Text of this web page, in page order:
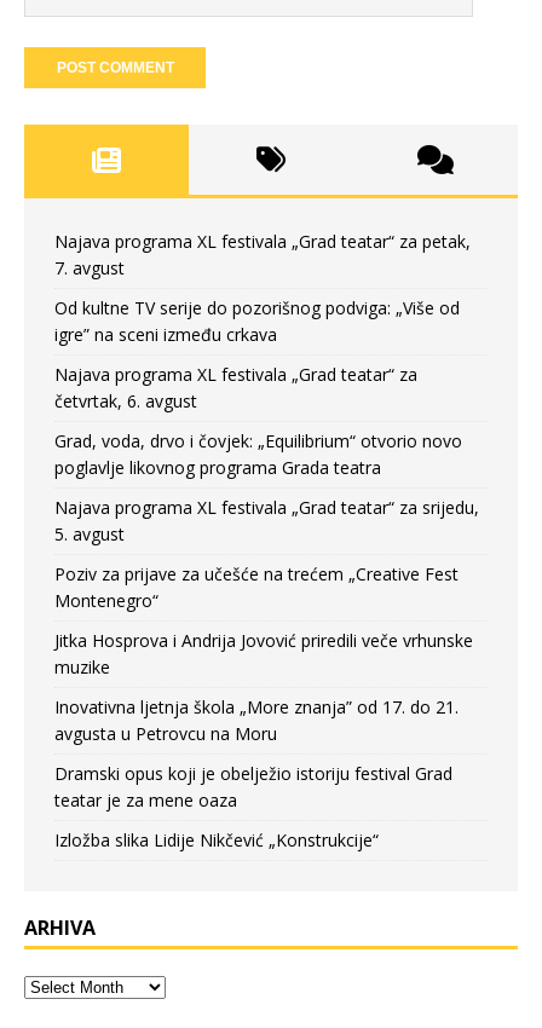
Najava programa XL festivala „Grad teatar“ za petak,
7. avgust
Od kultne TV serije do pozorišnog podviga: „Više od
igre” na sceni između crkava
Najava programa XL festivala „Grad teatar“ za
četvrtak, 6. avgust
Grad, voda, drvo i čovjek: „Equilibrium“ otvorio novo
poglavlje likovnog programa Grada teatra
Najava programa XL festivala „Grad teatar“ za srijedu,
5. avgust
Poziv za prijave za učešće na trećem „Creative Fest
Montenegro“
Jitka Hosprova i Andrija Jovović priredili veče vrhunske
muzike
Inovativna ljetnja škola „More znanja” od 17. do 21.
avgusta u Petrovcu na Moru
Dramski opus koji je obelježio istoriju festival Grad
teatar je za mene oaza
Izložba slika Lidije Nikčević „Konstrukcije“
ARHIVA